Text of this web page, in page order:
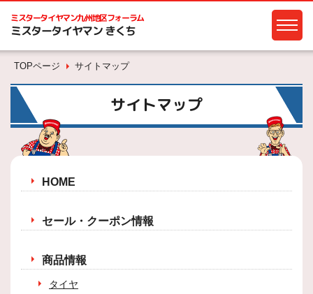
ミスタータイヤマン九州地区フォーラム
ミスタータイヤマン きくち
TOPページ サイトマップ
サイトマップ
HOME
セール・クーポン情報
商品情報
タイヤ